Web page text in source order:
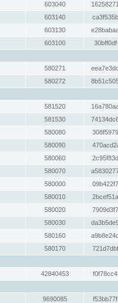
603040
603140
603130
603100
580271
580272
581520
581530
580080
580090
580060
580070
580000
580010
580020
580030
580160
580170
42840453
9690085